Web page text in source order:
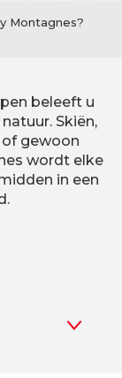
Montagnes?
beleeft u
Skiën,
gewoon
wordt elke
in een